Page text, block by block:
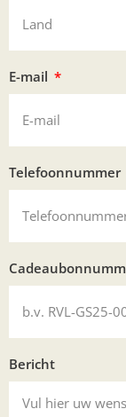
E-mail
Telefoonnummer
Bericht